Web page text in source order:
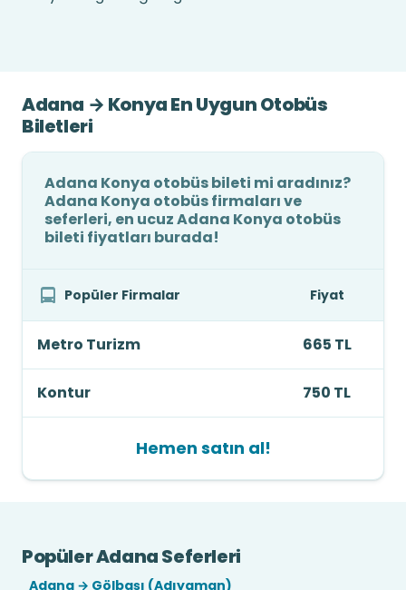
Adana → Konya En Uygun Otobüs
Biletleri
Adana Konya otobüs bileti mi aradınız?
Adana Konya otobüs firmaları ve
seferleri, en ucuz Adana Konya otobüs
bileti fiyatları burada!
Popüler Firmalar Fiyat
Metro Turizm 665 TL
Kontur 750 TL
Hemen satın al!
Popüler Adana Seferleri
Adana → Gölbaşı (Adıyaman)